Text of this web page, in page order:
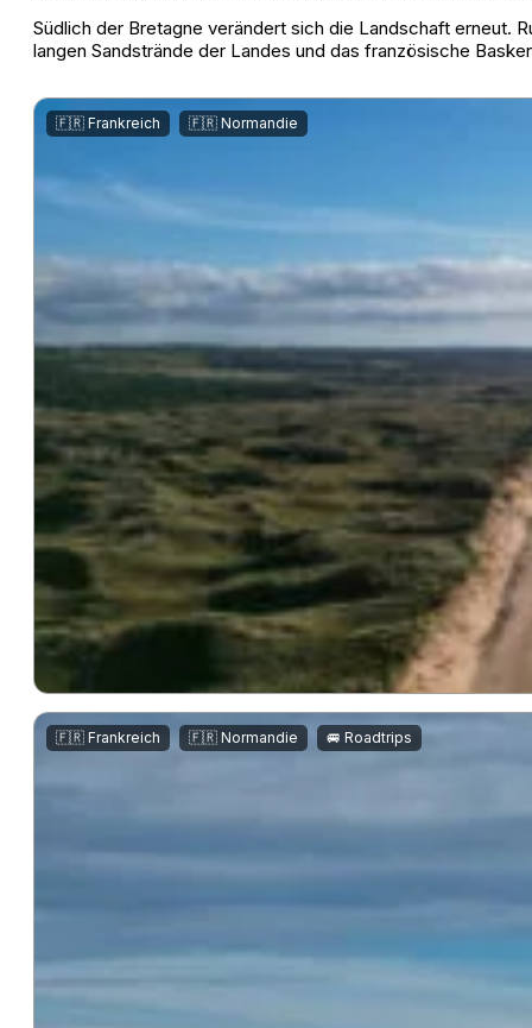
Südlich der Bretagne verändert sich die Landschaft erneut.
langen Sandstrände der Landes und das französische
🇫🇷 Frankreich , 🇫🇷 Normandie
🇫🇷 Frankreich , 🇫🇷 Normandie , 🚐 Roadtrips